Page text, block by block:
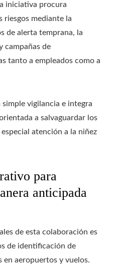
iniciativa procura
riesgos mediante la
de alerta temprana, la
campañas de
tanto a empleados como a
vigilancia e integra
a salvaguardar los
atención a la niñez
para
anticipada
de esta colaboración es
de identificación de
en aeropuertos y vuelos.